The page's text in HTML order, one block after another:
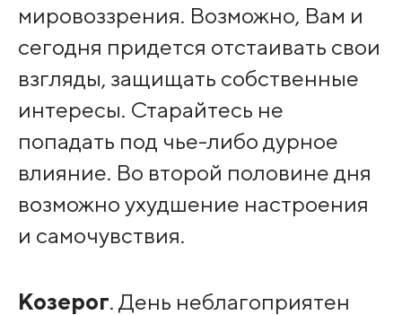
мировоззрения. Возможно, Вам и
сегодня придется отстаивать свои
взгляды, защищать собственные
интересы. Старайтесь не
попадать под чье-либо дурное
влияние. Во второй половине дня
возможно ухудшение настроения
и самочувствия.
Козерог. День неблагоприятен